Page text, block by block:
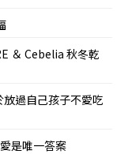
＆ Cebelia 秋冬乾
過自己孩子不愛吃
是唯一答案